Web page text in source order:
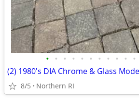
• • • • • • • • • • •
8/5 Northern RI